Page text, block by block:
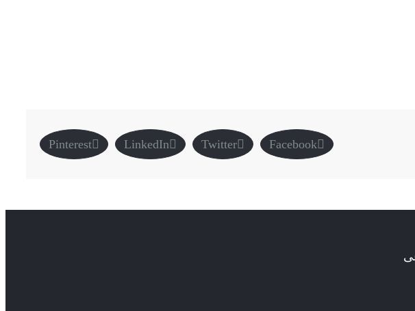
Facebook
Twitter
LinkedIn
Pinterest